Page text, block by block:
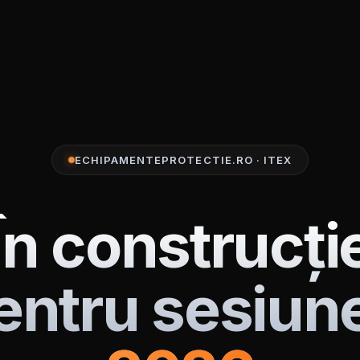
ECHIPAMENTEPROTECTIE.RO · ITEX